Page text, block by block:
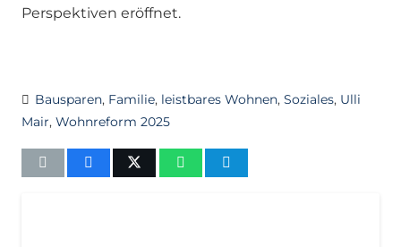
Perspektiven eröffnet.
Bausparen, Familie, leistbares Wohnen, Soziales, Ulli
Mair, Wohnreform 2025